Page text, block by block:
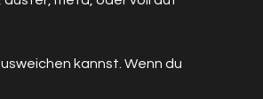
kannst. Wenn du